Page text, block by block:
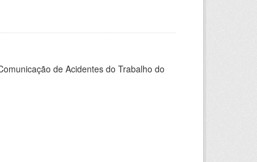
de Acidentes do Trabalho do